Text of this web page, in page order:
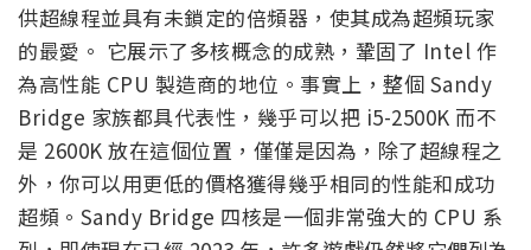
供超線程並具有未鎖定的倍頻器，使其成為超頻玩家
的最愛。 它展示了多核概念的成熟，鞏固了 Intel 作
為高性能 CPU 製造商的地位。事實上，整個 Sandy
Bridge 家族都具代表性，幾乎可以把 i5-2500K 而不
是 2600K 放在這個位置，僅僅是因為，除了超線程之
外，你可以用更低的價格獲得幾乎相同的性能和成功
超頻。Sandy Bridge 四核是一個非常強大的 CPU 系